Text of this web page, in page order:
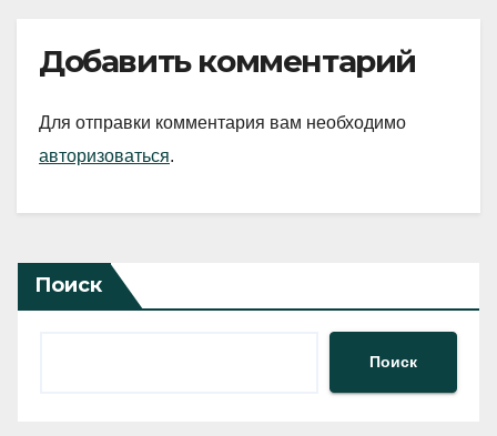
Добавить комментарий
Для отправки комментария вам необходимо
авторизоваться.
Поиск
Поиск